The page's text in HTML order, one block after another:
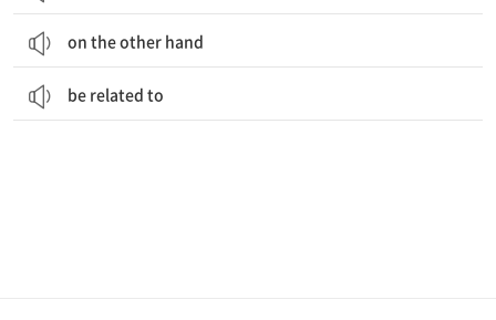
on the other hand
be related to